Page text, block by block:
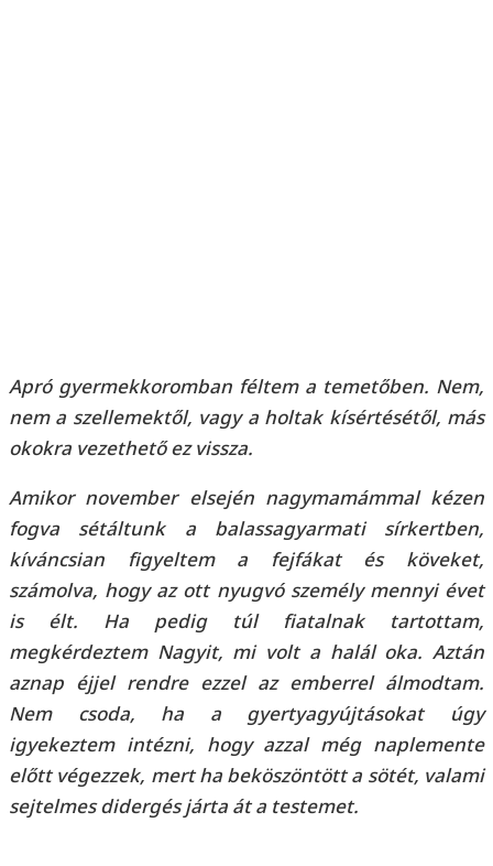
Apró gyermekkoromban féltem a temetőben. Nem,
nem a szellemektől, vagy a holtak kísértésétől, más
okokra vezethető ez vissza.
Amikor november elsején nagymamámmal kézen
fogva sétáltunk a balassagyarmati sírkertben,
kíváncsian figyeltem a fejfákat és köveket,
számolva, hogy az ott nyugvó személy mennyi évet
is élt. Ha pedig túl fiatalnak tartottam,
megkérdeztem Nagyit, mi volt a halál oka. Aztán
aznap éjjel rendre ezzel az emberrel álmodtam.
Nem csoda, ha a gyertyagyújtásokat úgy
igyekeztem intézni, hogy azzal még naplemente
előtt végezzek, mert ha beköszöntött a sötét, valami
sejtelmes didergés járta át a testemet.